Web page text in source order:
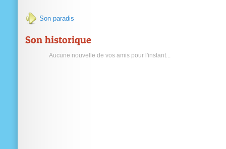
Son paradis
Son historique
Aucune nouvelle de vos amis pour l'instant...